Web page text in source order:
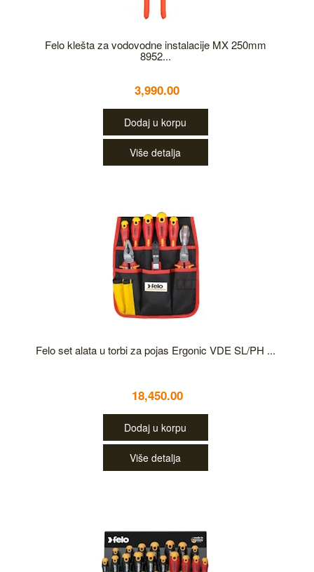
Felo klešta za vodovodne instalacije MX 250mm
8952...
3,990.00
Dodaj u korpu
Više detalja
Felo set alata u torbi za pojas Ergonic VDE SL/PH ...
18,450.00
Dodaj u korpu
Više detalja